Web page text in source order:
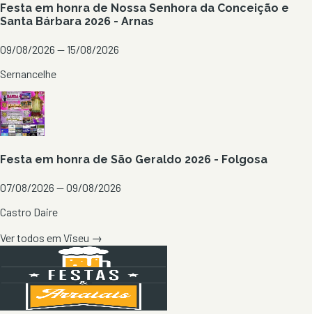
Festa em honra de Nossa Senhora da Conceição e
Santa Bárbara 2026 - Arnas
09/08/2026 — 15/08/2026
Sernancelhe
Festa em honra de São Geraldo 2026 - Folgosa
07/08/2026 — 09/08/2026
Castro Daire
Ver todos em Viseu →